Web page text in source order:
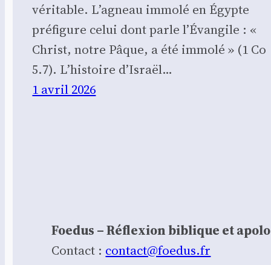
véritable. L’agneau immolé en Égypte
préfigure celui dont parle l’Évangile : «
Christ, notre Pâque, a été immolé » (1 Co
5.7). L’histoire d’Israël…
1 avril 2026
Foedus – Réflexion biblique et
Contact : contact@foedus.fr